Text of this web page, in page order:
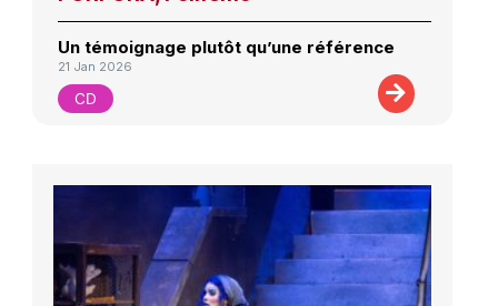
Un témoignage plutôt qu’une référence
21 Jan 2026
CD